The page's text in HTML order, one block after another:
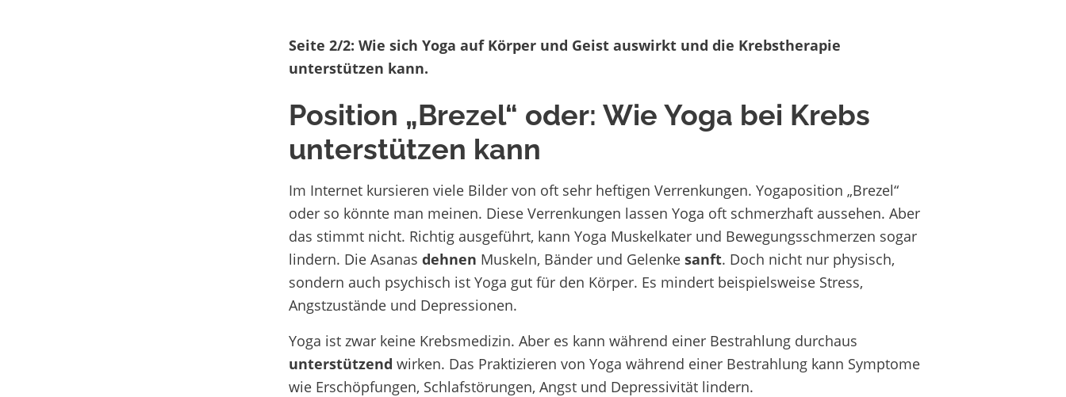
Seite 2/2: Wie sich Yoga auf Körper und Geist auswirkt und die Krebstherapie
unterstützen kann.
Position „Brezel“ oder: Wie Yoga bei Krebs
unterstützen kann
Im Internet kursieren viele Bilder von oft sehr heftigen Verrenkungen. Yogaposition „Brezel“
oder so könnte man meinen. Diese Verrenkungen lassen Yoga oft schmerzhaft aussehen. Aber
das stimmt nicht. Richtig ausgeführt, kann Yoga Muskelkater und Bewegungsschmerzen sogar
lindern. Die Asanas dehnen Muskeln, Bänder und Gelenke sanft. Doch nicht nur physisch,
sondern auch psychisch ist Yoga gut für den Körper. Es mindert beispielsweise Stress,
Angstzustände und Depressionen.
Yoga ist zwar keine Krebsmedizin. Aber es kann während einer Bestrahlung durchaus
unterstützend wirken. Das Praktizieren von Yoga während einer Bestrahlung kann Symptome
wie Erschöpfungen, Schlafstörungen, Angst und Depressivität lindern.